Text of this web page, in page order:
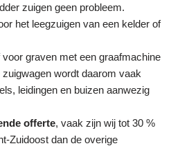
zuigen geen probleem.
het leegzuigen van een kelder of
voor graven met een graafmachine
wordt daarom vaak
leidingen en buizen aanwezig
offerte, vaak zijn wij tot 30 %
Zuidoost dan de overige